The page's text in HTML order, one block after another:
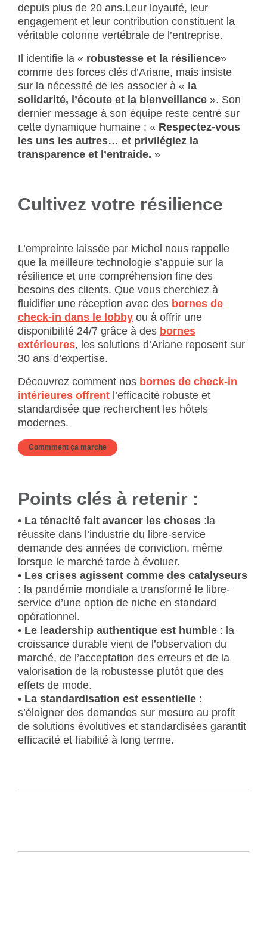
depuis plus de 20 ans.Leur loyauté, leur
engagement et leur contribution constituent la
véritable colonne vertébrale de l’entreprise.
Il identifie la « robustesse et la résilience»
comme des forces clés d’Ariane, mais insiste
sur la nécessité de les associer à « la
solidarité, l’écoute et la bienveillance ». Son
dernier message à son équipe reste centré sur
cette dynamique humaine : « Respectez‑vous
les uns les autres… et privilégiez la
transparence et l’entraide. »
Cultivez votre résilience
L’empreinte laissée par Michel nous rappelle
que la meilleure technologie s’appuie sur la
résilience et une compréhension fine des
besoins des clients. Que vous cherchiez à
fluidifier une réception avec des bornes de
check‑in dans le lobby ou à offrir une
disponibilité 24/7 grâce à des bornes
extérieures, les solutions d’Ariane reposent sur
30 ans d’expertise.
Découvrez comment nos bornes de check‑in
intérieures offrent l’efficacité robuste et
standardisée que recherchent les hôtels
modernes.
Commment ça marche
Points clés à retenir :
• La ténacité fait avancer les choses :la
réussite dans l’industrie du libre-service
demande des années de conviction, même
lorsque le marché tarde à évoluer.
• Les crises agissent comme des catalyseurs
: la pandémie mondiale a transformé le libre-
service d’une option de niche en standard
opérationnel.
• Le leadership authentique est humble : la
croissance durable vient de l’observation du
marché, de l’acceptation des erreurs et de la
valorisation de la robustesse plutôt que des
effets de mode.
• La standardisation est essentielle :
s’éloigner des demandes sur mesure au profit
de solutions évolutives et standardisées garantit
efficacité et fiabilité à long terme.